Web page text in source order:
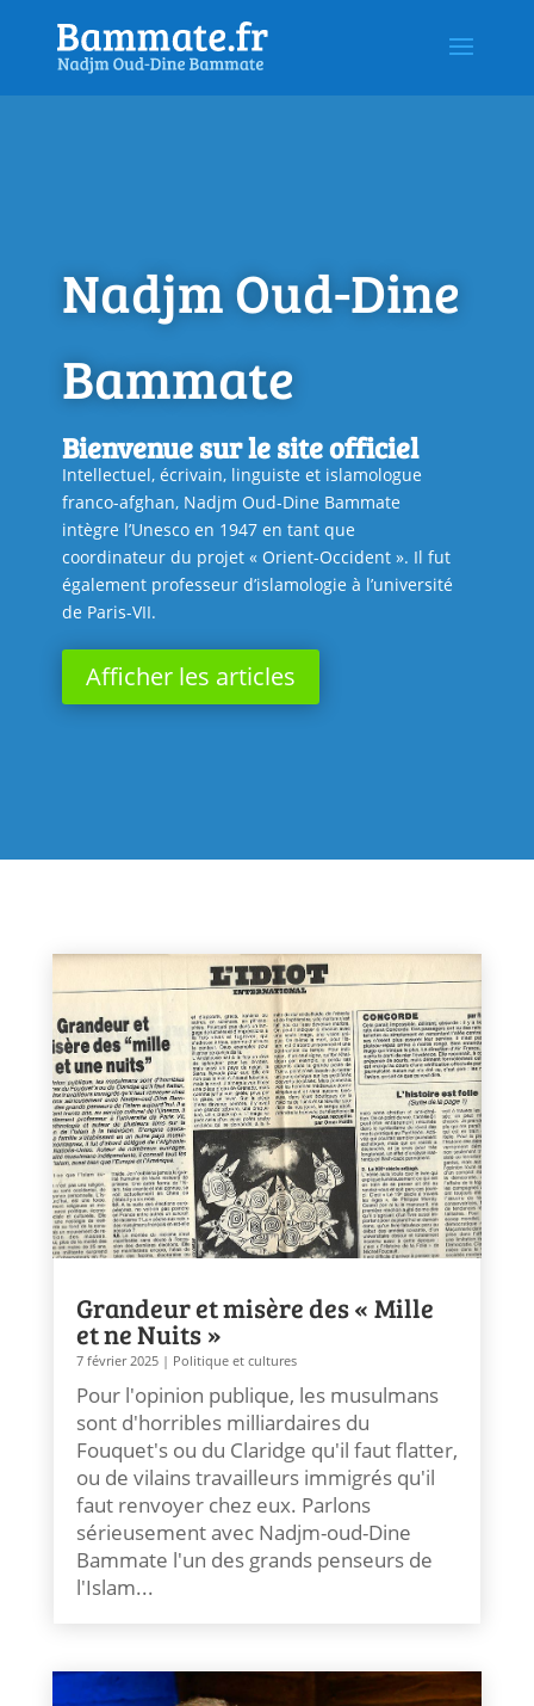
Nadjm Oud-Dine
Bammate
Bienvenue sur le site officiel
Intellectuel, écrivain, linguiste et islamologue
franco-afghan, Nadjm Oud-Dine Bammate
intègre l’Unesco en 1947 en tant que
coordinateur du projet « Orient-Occident ». Il fut
également professeur d’islamologie à l’université
de Paris-VII.
Afficher les articles
Grandeur et misère des « Mille
et ne Nuits »
7 février 2025| Politique et cultures
Pour l'opinion publique, les musulmans
sont d'horribles milliardaires du
Fouquet's ou du Claridge qu'il faut flatter,
ou de vilains travailleurs immigrés qu'il
faut renvoyer chez eux. Parlons
sérieusement avec Nadjm-oud-Dine
Bammate l'un des grands penseurs de
l'Islam...